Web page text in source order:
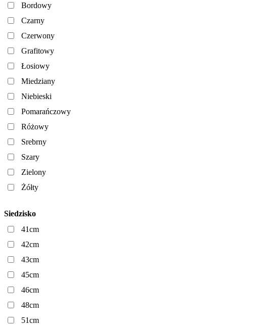
Bordowy
Czarny
Czerwony
Grafitowy
Łosiowy
Miedziany
Niebieski
Pomarańczowy
Różowy
Srebrny
Szary
Zielony
Żółty
Siedzisko
41cm
42cm
43cm
45cm
46cm
48cm
51cm